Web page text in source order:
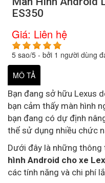
ES350
Giá: Liên hệ
5 sao/5 - bởi 1 người dùng
MÔ TẢ
Bạn đang sở hữu Lexus
bạn cảm thấy màn hình
bạn đang có dự định
thể sử dụng nhiều chức
Dưới đây là những
hình Android cho xe
các tính năng và chi phí